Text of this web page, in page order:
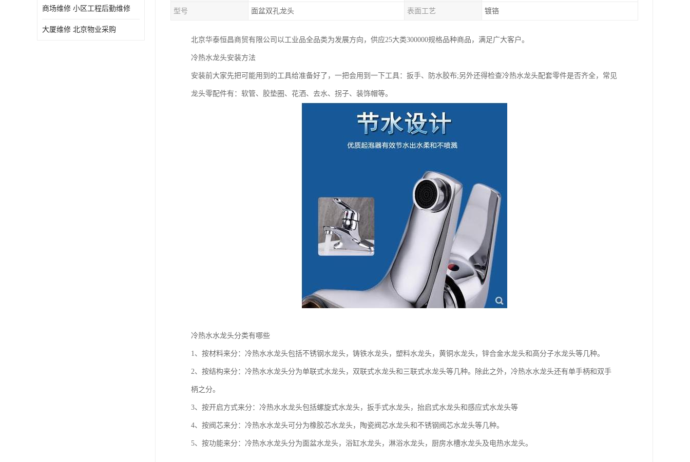
商场维修 小区工程后勤维修
大厦维修 北京物业采购
型号 面盆双孔龙头 表面工艺 镀铬
北京华泰恒昌商贸有限公司以工业品全品类为发展方向，供应25大类300000规格品种商品，满足广大客户。
冷热水龙头安装方法
安装前大家先把可能用到的工具给准备好了，一把会用到一下工具：扳手、防水胶布;另外还得检查冷热水龙头配套零件是否齐全，常见
龙头零配件有：软管、胶垫圈、花洒、去水、拐子、装饰帽等。
冷热水水龙头分类有哪些
1、按材料来分：冷热水水龙头包括不锈钢水龙头，铸铁水龙头，塑料水龙头，黄铜水龙头，锌合金水龙头和高分子水龙头等几种。
2、按结构来分：冷热水水龙头分为单联式水龙头，双联式水龙头和三联式水龙头等几种。除此之外，冷热水水龙头还有单手柄和双手
柄之分。
3、按开启方式来分：冷热水水龙头包括螺旋式水龙头，扳手式水龙头，抬启式水龙头和感应式水龙头等
4、按阀芯来分：冷热水水龙头可分为橡胶芯水龙头，陶瓷阀芯水龙头和不锈钢阀芯水龙头等几种。
5、按功能来分：冷热水水龙头分为面盆水龙头，浴缸水龙头，淋浴水龙头，厨房水槽水龙头及电热水龙头。